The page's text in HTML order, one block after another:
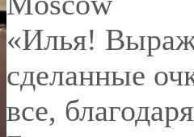
«Илья!
сделанные
все,